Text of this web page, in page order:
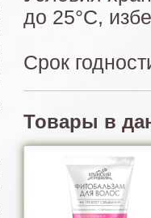
до 25°С,
Срок
Товары в